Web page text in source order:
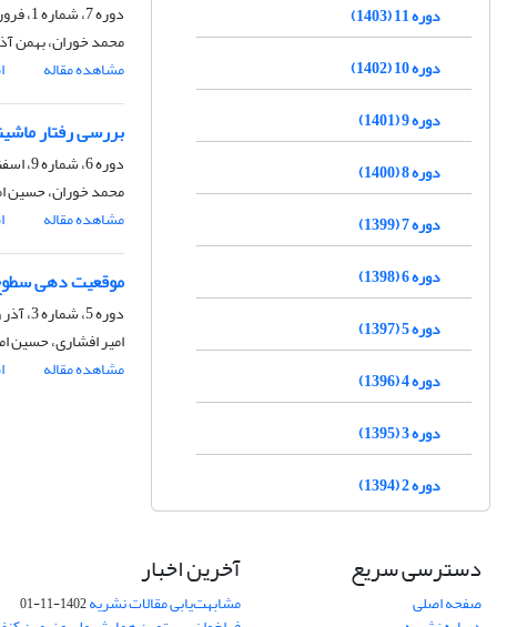
دوره 7، شماره 1، فروردین 1399، صفحه
محمد خوران، بهمن
مشاهده مقاله
بررسی رفتار
دوره 6، شماره 9، اسفند 1398، صفحه
محمد خوران، حسین
مشاهده مقاله
موقعیت دهی
دوره 5، شماره 3، آذر و دی 1397، صفحه
امیر افشاری، حسین
مشاهده مقاله
دوره 11 (1403)
دوره 10 (1402)
دوره 9 (1401)
دوره 8 (1400)
دوره 7 (1399)
دوره 6 (1398)
دوره 5 (1397)
دوره 4 (1396)
دوره 3 (1395)
دوره 2 (1394)
دسترسی سریع
صفحه اصلی
آخرین اخبار
مشابهت‌یابی مقالات نشریه1402-11-01